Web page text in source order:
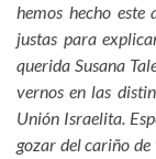
hemos hecho este
justas para
querida Susana
vernos en las
Unión Israelita.
gozar del cariño